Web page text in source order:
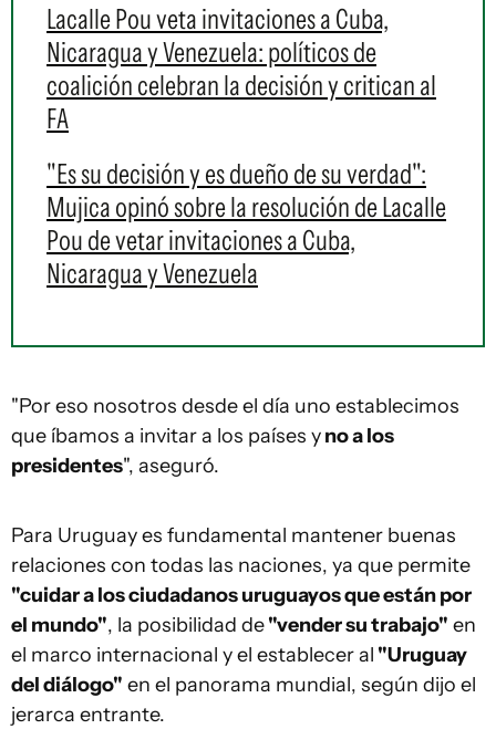
Lacalle Pou veta invitaciones a Cuba,
Nicaragua y Venezuela: políticos de
coalición celebran la decisión y critican al
FA
"Es su decisión y es dueño de su verdad":
Mujica opinó sobre la resolución de Lacalle
Pou de vetar invitaciones a Cuba,
Nicaragua y Venezuela
"Por eso nosotros desde el día uno establecimos
que íbamos a invitar a los países yno a los
presidentes", aseguró.
Para Uruguay es fundamental mantener buenas
relaciones con todas las naciones, ya que permite
"cuidar a los ciudadanos uruguayos que están por
el mundo", la posibilidad de"vender su trabajo" en
el marco internacional y el establecer al "Uruguay
del diálogo" en el panorama mundial, según dijo el
jerarca entrante.